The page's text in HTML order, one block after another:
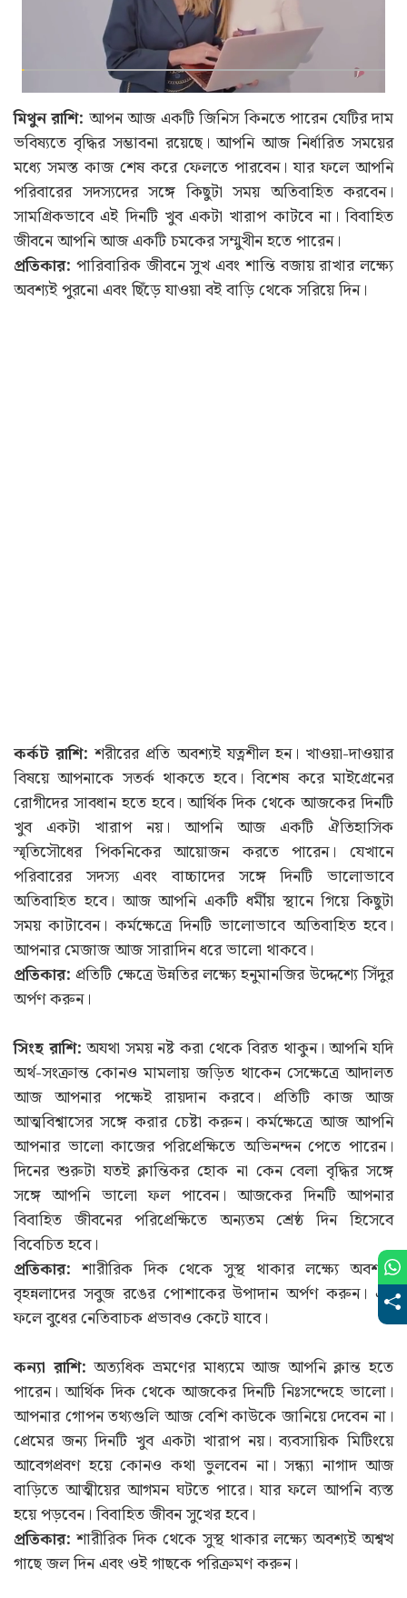
মিথুন রাশি: আপন আজ একটি জিনিস কিনতে পারেন যেটির দাম
ভবিষ্যতে বৃদ্ধির সম্ভাবনা রয়েছে। আপনি আজ নির্ধারিত সময়ের
মধ্যে সমস্ত কাজ শেষ করে ফেলতে পারবেন। যার ফলে আপনি
পরিবারের সদস্যদের সঙ্গে কিছুটা সময় অতিবাহিত করবেন।
সামগ্রিকভাবে এই দিনটি খুব একটা খারাপ কাটবে না। বিবাহিত
জীবনে আপনি আজ একটি চমকের সম্মুখীন হতে পারেন।
প্রতিকার: পারিবারিক জীবনে সুখ এবং শান্তি বজায় রাখার লক্ষ্যে
অবশ্যই পুরনো এবং ছিঁড়ে যাওয়া বই বাড়ি থেকে সরিয়ে দিন।
কর্কট রাশি: শরীরের প্রতি অবশ্যই যত্নশীল হন। খাওয়া-দাওয়ার
বিষয়ে আপনাকে সতর্ক থাকতে হবে। বিশেষ করে মাইগ্রেনের
রোগীদের সাবধান হতে হবে। আর্থিক দিক থেকে আজকের দিনটি
খুব একটা খারাপ নয়। আপনি আজ একটি ঐতিহাসিক
স্মৃতিসৌধের পিকনিকের আয়োজন করতে পারেন। যেখানে
পরিবারের সদস্য এবং বাচ্চাদের সঙ্গে দিনটি ভালোভাবে
অতিবাহিত হবে। আজ আপনি একটি ধর্মীয় স্থানে গিয়ে কিছুটা
সময় কাটাবেন। কর্মক্ষেত্রে দিনটি ভালোভাবে অতিবাহিত হবে।
আপনার মেজাজ আজ সারাদিন ধরে ভালো থাকবে।
প্রতিকার: প্রতিটি ক্ষেত্রে উন্নতির লক্ষ্যে হনুমানজির উদ্দেশ্যে সিঁদুর
অর্পণ করুন।
সিংহ রাশি: অযথা সময় নষ্ট করা থেকে বিরত থাকুন। আপনি যদি
অর্থ-সংক্রান্ত কোনও মামলায় জড়িত থাকেন সেক্ষেত্রে আদালত
আজ আপনার পক্ষেই রায়দান করবে। প্রতিটি কাজ আজ
আত্মবিশ্বাসের সঙ্গে করার চেষ্টা করুন। কর্মক্ষেত্রে আজ আপনি
আপনার ভালো কাজের পরিপ্রেক্ষিতে অভিনন্দন পেতে পারেন।
দিনের শুরুটা যতই ক্লান্তিকর হোক না কেন বেলা বৃদ্ধির সঙ্গে
সঙ্গে আপনি ভালো ফল পাবেন। আজকের দিনটি আপনার
বিবাহিত জীবনের পরিপ্রেক্ষিতে অন্যতম শ্রেষ্ঠ দিন হিসেবে
বিবেচিত হবে।
প্রতিকার: শারীরিক দিক থেকে সুস্থ থাকার লক্ষ্যে অবশ্যই
বৃহন্নলাদের সবুজ রঙের পোশাকের উপাদান অর্পণ করুন। এর
ফলে বুধের নেতিবাচক প্রভাবও কেটে যাবে।
কন্যা রাশি: অত্যধিক ভ্রমণের মাধ্যমে আজ আপনি ক্লান্ত হতে
পারেন। আর্থিক দিক থেকে আজকের দিনটি নিঃসন্দেহে ভালো।
আপনার গোপন তথ্যগুলি আজ বেশি কাউকে জানিয়ে দেবেন না।
প্রেমের জন্য দিনটি খুব একটা খারাপ নয়। ব্যবসায়িক মিটিংয়ে
আবেগপ্রবণ হয়ে কোনও কথা ভুলবেন না। সন্ধ্যা নাগাদ আজ
বাড়িতে আত্মীয়ের আগমন ঘটতে পারে। যার ফলে আপনি ব্যস্ত
হয়ে পড়বেন। বিবাহিত জীবন সুখের হবে।
প্রতিকার: শারীরিক দিক থেকে সুস্থ থাকার লক্ষ্যে অবশ্যই অশ্বত্থ
গাছে জল দিন এবং ওই গাছকে পরিক্রমণ করুন।